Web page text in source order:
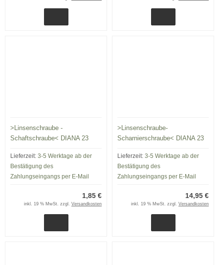
>Linsenschraube -
Schaftschraube< DIANA 23
Lieferzeit: 3-5 Werktage ab der
Bestätigung des
Zahlungseingangs per E-Mail
1,85 €
inkl. 19 % MwSt. zzgl. Versandkosten
>Linsenschraube-
Scharnierschraube< DIANA 23
Lieferzeit: 3-5 Werktage ab der
Bestätigung des
Zahlungseingangs per E-Mail
14,95 €
inkl. 19 % MwSt. zzgl. Versandkosten